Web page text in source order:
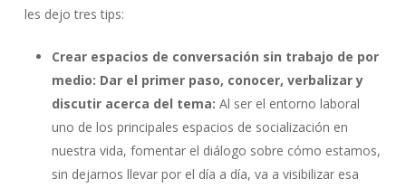
les dejo tres tips:
Crear espacios de conversación sin trabajo de por
medio: Dar el primer paso, conocer, verbalizar y
discutir acerca del tema: Al ser el entorno laboral
uno de los principales espacios de socialización en
nuestra vida, fomentar el diálogo sobre cómo estamos,
sin dejarnos llevar por el día a día, va a visibilizar esa